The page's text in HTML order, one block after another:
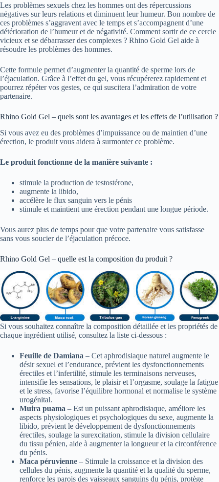
Les problèmes sexuels chez les hommes ont des répercussions
négatives sur leurs relations et diminuent leur humeur. Bon nombre de
ces problèmes s’aggravent avec le temps et s’accompagnent d’une
détérioration de l’humeur et de négativité. Comment sortir de ce cercle
vicieux et se débarrasser des complexes ? Rhino Gold Gel aide à
résoudre les problèmes des hommes.
Cette formule permet d’augmenter la quantité de sperme lors de
l’éjaculation. Grâce à l’effet du gel, vous récupérerez rapidement et
pourrez répéter vos gestes, ce qui suscitera l’admiration de votre
partenaire.
Rhino Gold Gel – quels sont les avantages et les effets de l’utilisation ?
Si vous avez eu des problèmes d’impuissance ou de maintien d’une
érection, le produit vous aidera à surmonter ce problème.
Le produit fonctionne de la manière suivante :
stimule la production de testostérone,
augmente la libido,
accélère le flux sanguin vers le pénis
stimule et maintient une érection pendant une longue période.
Vous aurez plus de temps pour que votre partenaire vous satisfasse
sans vous soucier de l’éjaculation précoce.
Rhino Gold Gel – quelle est la composition du produit ?
Si vous souhaitez connaître la composition détaillée et les propriétés de
chaque ingrédient utilisé, consultez la liste ci-dessous :
Feuille de Damiana – Cet aphrodisiaque naturel augmente le
désir sexuel et l’endurance, prévient les dysfonctionnements
érectiles et l’infertilité, stimule les terminaisons nerveuses,
intensifie les sensations, le plaisir et l’orgasme, soulage la fatigue
et le stress, favorise l’équilibre hormonal et normalise le système
urogénital.
Muira puama – Est un puissant aphrodisiaque, améliore les
aspects physiologiques et psychologiques du sexe, augmente la
libido, prévient le développement de dysfonctionnements
érectiles, soulage la surexcitation, stimule la division cellulaire
du tissu pénien, aide à augmenter la longueur et la circonférence
du pénis.
Maca péruvienne – Stimule la croissance et la division des
cellules du pénis, augmente la quantité et la qualité du sperme,
renforce les parois des vaisseaux sanguins du pénis, protège